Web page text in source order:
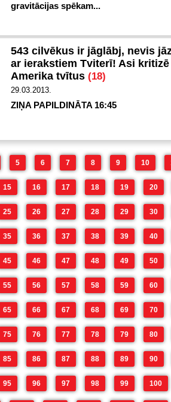
gravitācijas spēkam...
543 cilvēkus ir jāglābj, nevis
ar ierakstiem Tviterī! Asi
Amerika tvītus (18)
29.03.2013.
ZIŅA PAPILDINĀTA 16:45
5 6 7 8 9 10
15 16 17 18 19 20
25 26 27 28 29 30
35 36 37 38 39 40
45 46 47 48 49 50
55 56 57 58 59 60
65 66 67 68 69 70
75 76 77 78 79 80
85 86 87 88 89 90
95 96 97 98 99 100